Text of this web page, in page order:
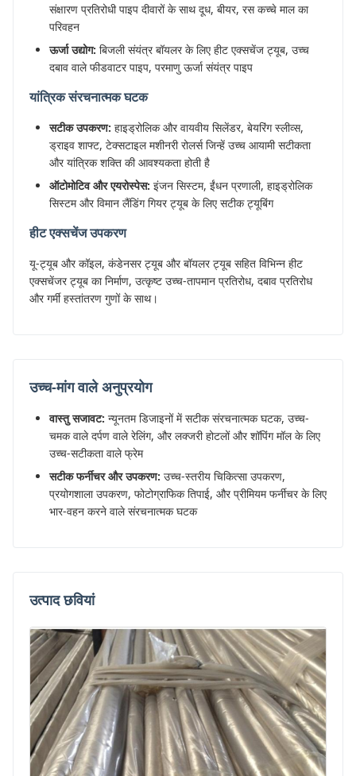
संक्षारण प्रतिरोधी पाइप दीवारों के साथ दूध, बीयर, रस कच्चे माल का
परिवहन
ऊर्जा उद्योग: बिजली संयंत्र बॉयलर के लिए हीट एक्सचेंज ट्यूब, उच्च
दबाव वाले फीडवाटर पाइप, परमाणु ऊर्जा संयंत्र पाइप
यांत्रिक संरचनात्मक घटक
सटीक उपकरण: हाइड्रोलिक और वायवीय सिलेंडर, बेयरिंग स्लीव्स,
ड्राइव शाफ्ट, टेक्सटाइल मशीनरी रोलर्स जिन्हें उच्च आयामी सटीकता
और यांत्रिक शक्ति की आवश्यकता होती है
ऑटोमोटिव और एयरोस्पेस: इंजन सिस्टम, ईंधन प्रणाली, हाइड्रोलिक
सिस्टम और विमान लैंडिंग गियर ट्यूब के लिए सटीक ट्यूबिंग
हीट एक्सचेंज उपकरण
यू-ट्यूब और कॉइल, कंडेनसर ट्यूब और बॉयलर ट्यूब सहित विभिन्न हीट
एक्सचेंजर ट्यूब का निर्माण, उत्कृष्ट उच्च-तापमान प्रतिरोध, दबाव प्रतिरोध
और गर्मी हस्तांतरण गुणों के साथ।
उच्च-मांग वाले अनुप्रयोग
वास्तु सजावट: न्यूनतम डिजाइनों में सटीक संरचनात्मक घटक, उच्च-
चमक वाले दर्पण वाले रेलिंग, और लक्जरी होटलों और शॉपिंग मॉल के लिए
उच्च-सटीकता वाले फ्रेम
सटीक फर्नीचर और उपकरण: उच्च-स्तरीय चिकित्सा उपकरण,
प्रयोगशाला उपकरण, फोटोग्राफिक तिपाई, और प्रीमियम फर्नीचर के लिए
भार-वहन करने वाले संरचनात्मक घटक
उत्पाद छवियां